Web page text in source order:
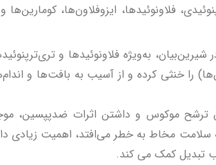
فلاونوئیدها، ایزوفلاون‌ها،
به‌ویژه فلاونوئیدها و
را خنثی کرده و از آسیب به بافت‌ها و
ترشح موکوس و داشتن اثرات ضدپپسین،
مخاط به خطر می‌افتد، اهمیت زیادی
تبدیل کمک می کند.